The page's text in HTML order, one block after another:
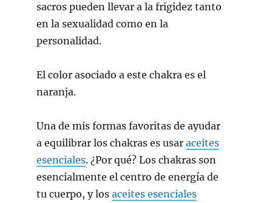
sacros pueden llevar a la frigidez tanto
en la sexualidad como en la
personalidad.
El color asociado a este chakra es el
naranja.
Una de mis formas favoritas de ayudar
a equilibrar los chakras es usar aceites
esenciales. ¿Por qué? Los chakras son
esencialmente el centro de energía de
tu cuerpo, y los aceites esenciales